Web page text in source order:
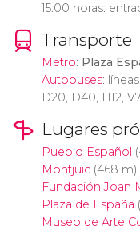
15:00 horas:
Transporte
Metro: Plaza
Autobuses: líneas
D20, D40, H12,
Lugares
Pueblo Español
Montjüic(468 m)
Fundación Joan
Plaza de España
Museo de Arte